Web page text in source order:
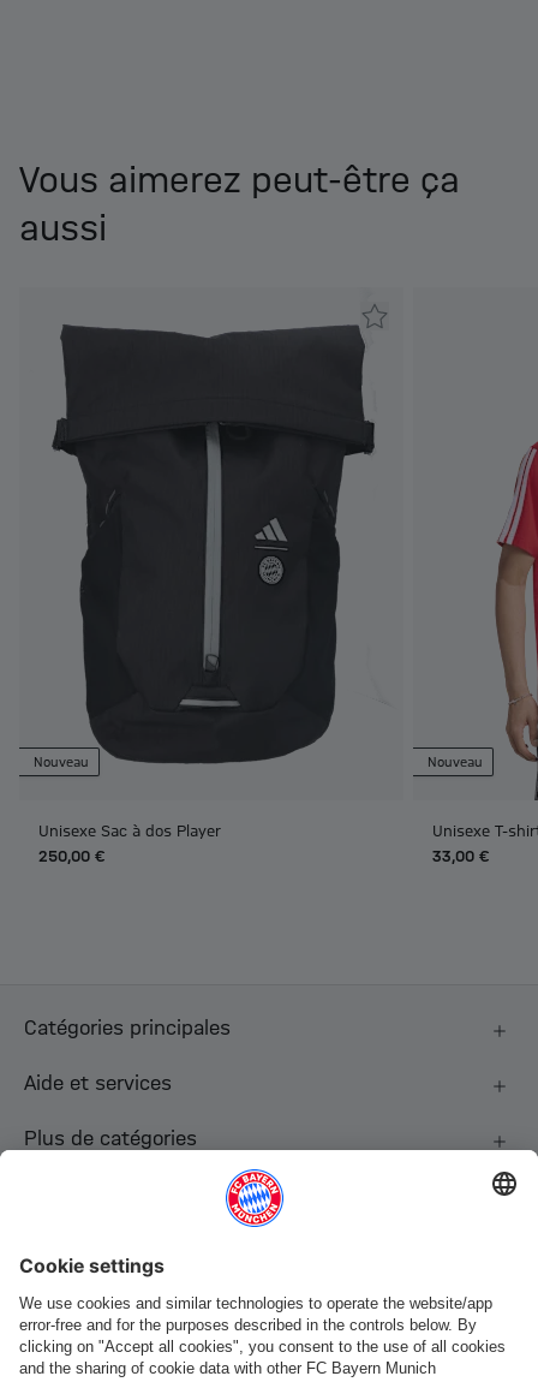
Vous aimerez peut-être ça
aussi
Nouveau
Unisexe Sac à dos Player
250,00 €
Nouveau
Unisexe T-
33,00 €
Catégories principales
Aide et services
Plus de catégories